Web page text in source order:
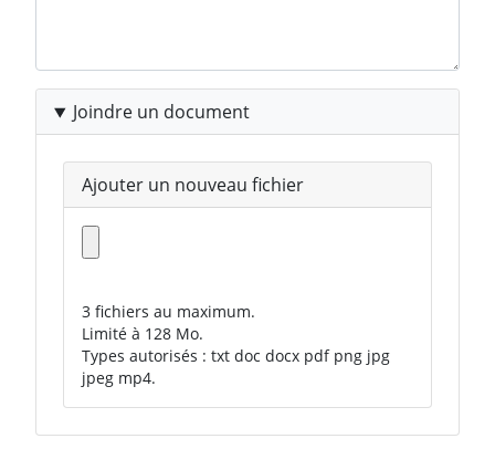
Joindre un document
Ajouter un nouveau fichier
3 fichiers au maximum.
Limité à 128 Mo.
Types autorisés : txt doc docx pdf png jpg
jpeg mp4.